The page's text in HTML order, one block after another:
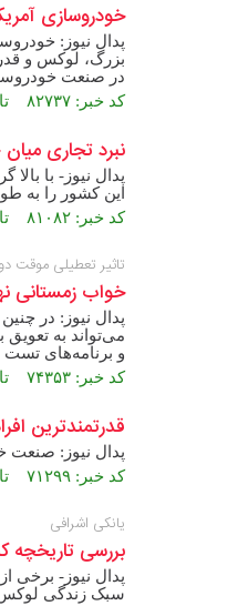
خودروسازی
پدال نیوز:
در صنعت
کد خبر: ۸۲۷۳۷ تاریخ انتشار : ۱۳۹۷/۰۲/۳۱
نبرد تجاری میان
پدال نیوز- با
این کشور را به
کد خبر: ۸۱۰۸۲ تاریخ انتشار : ۱۳۹۷/۰۲/۰۴
تاثیر تعطیلی موقت
خواب زمستانی
پدال نیوز: در
می‌تواند به تعویق
و برنامه‌های
کد خبر: ۷۴۳۵۳ تاریخ انتشار : ۱۳۹۶/۱۱/۰۳
قدرتمندترین
پدال نیوز:
کد خبر: ۷۱۲۹۹ تاریخ انتشار : ۱۳۹۶/۰۹/۲۷
یانکی اشرافی
بررسی تاریخچه
پدال نیوز- برخی
سبک زندگی لوکس